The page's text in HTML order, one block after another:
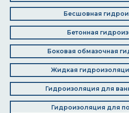
Бесшовная
Бетонная
Боковая обмазочная
Жидкая
Гидроизоляция для
Гидроизоляция для